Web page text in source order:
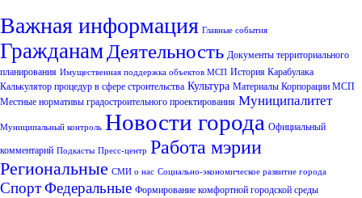
Важная информация Главные события
Гражданам Деятельность Документы территориального
планирования Имущественная поддержка объектов МСП История Карабулака
Калькулятор процедур в сфере строительства Культура Материалы Корпорации МСП
Местные нормативы градостроительного проектирования Муниципалитет
Муниципальный контроль Новости города Официальный
комментарий Подкасты Пресс-центр Работа мэрии
Региональные СМИ о нас Социально-экономическое развитие города
СпортФедеральные Формирование комфортной городской среды